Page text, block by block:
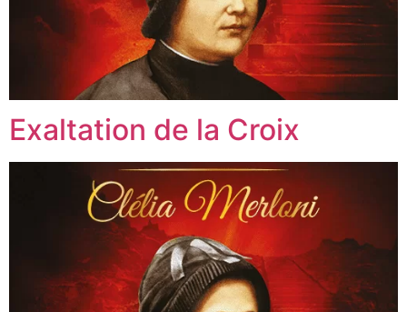
Exaltation de la Croix